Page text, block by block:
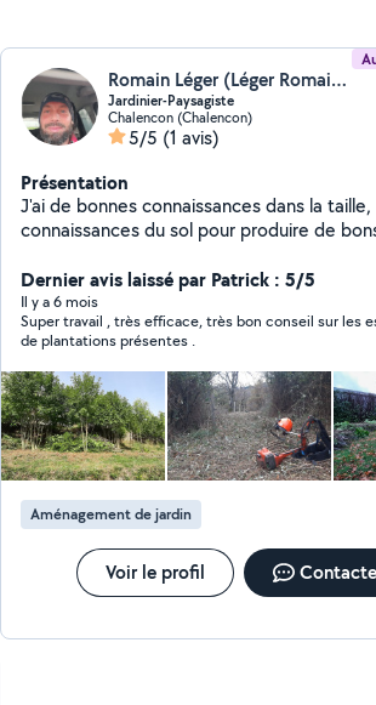
Romain Léger (Léger Romain (Créateur résilient))
Jardinier-Paysagiste
Chalencon (Chalencon)
5/5 (1 avis)
Présentation
J'ai de bonnes connaissances dans la taille,
connaissances du sol pour produire de
les tâches de jardinage et d 'entretien du
Dernier avis laissé par Patrick : 5/5
Il y a 6 mois
Super travail , très efficace, très bon conseil sur les essences
de plantations présentes .
Aménagement de jardin
Voir le profil